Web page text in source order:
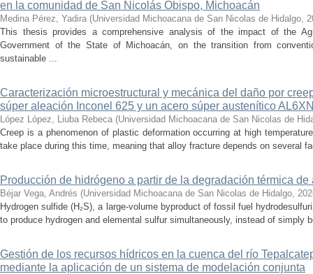
en la comunidad de San Nicolás Obispo, Michoacán
Medina Pérez, Yadira (Universidad Michoacana de San Nicolas de Hidalgo,
This thesis provides a comprehensive analysis of the impact of the
Government of the State of Michoacán, on the transition from
sustainable ...
Caracterización microestructural y mecánica del daño por
súper aleación Inconel 625 y un acero súper austenítico
López López, Liuba Rebeca (Universidad Michoacana de San Nicolas de
Creep is a phenomenon of plastic deformation occurring at high
take place during this time, meaning that alloy fracture depends on several
Producción de hidrógeno a partir de la degradación térmica
Béjar Vega, Andrés (Universidad Michoacana de San Nicolas de Hidalgo,
Hydrogen sulfide (H₂S), a large-volume byproduct of fossil fuel
to produce hydrogen and elemental sulfur simultaneously, instead of simply
Gestión de los recursos hídricos en la cuenca del río
mediante la aplicación de un sistema de modelación conjunta